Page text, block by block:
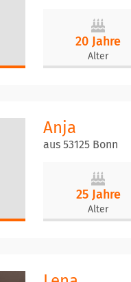
20 Jahre
Alter
Anja
aus 53125 Bonn
25 Jahre
Alter